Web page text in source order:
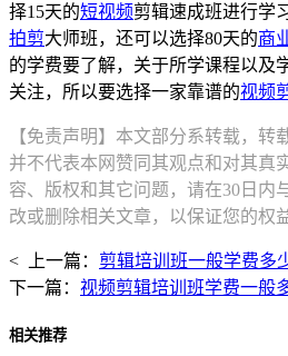
择15天的短视频剪辑速成班进行学
拍剪大师班，还可以选择80天的商
的学费要了解，关于所学课程以及
关注，所以要选择一家靠谱的视频
【免责声明】本文部分系转载，转
并不代表本网赞同其观点和对其真
容、版权和其它问题，请在30日内
改或删除相关文章，以保证您的权益
< 上一篇： 剪辑培训班一般学费多
下一篇： 视频剪辑培训班学费一般
相关推荐